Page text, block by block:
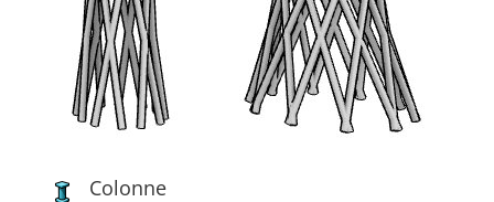
Colonne